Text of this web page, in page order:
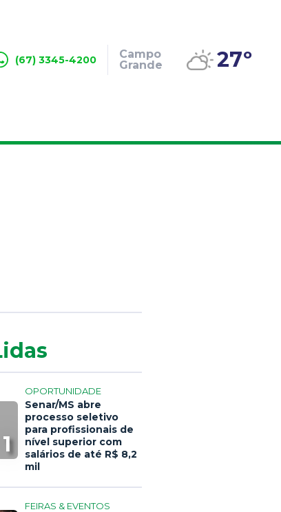
(67) 3345-4200
Campo
Grande
27º
1
OPORTUNIDADE
Senar/MS abre
processo seletivo
para profissionais de
nível superior com
salários de até R$ 8,2
mil
FEIRAS & EVENTOS